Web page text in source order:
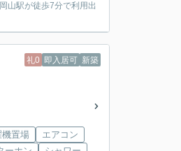
山駅が徒歩7分で利用出
礼0 即入居可 新築
機置場
エアコン